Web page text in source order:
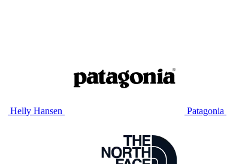
Helly Hansen Patagonia